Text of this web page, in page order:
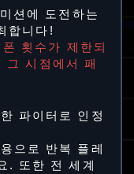
션에 도전하는
합니다!
횟수가 제한되
시점에서 패
파이터로 인정
으로 반복 플레
. 또한 전 세계